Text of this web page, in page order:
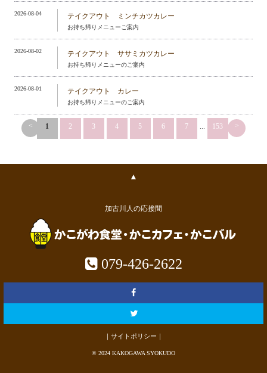
2026-08-04 テイクアウト ミンチカツカレー
お持ち帰りメニューご案内
2026-08-02 テイクアウト ササミカツカレー
お持ち帰りメニューのご案内
2026-08-01 テイクアウト カレー
お持ち帰りメニューのご案内
< 1 2 3 4 5 6 7 153 >
▲
加古川人の応接間
079-426-2622
｜サイトポリシー｜
© 2024 KAKOGAWA SYOKUDO